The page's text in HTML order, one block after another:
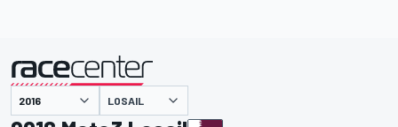
presentato da LOSAIL